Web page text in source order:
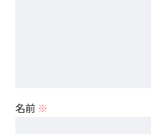
名前 ※